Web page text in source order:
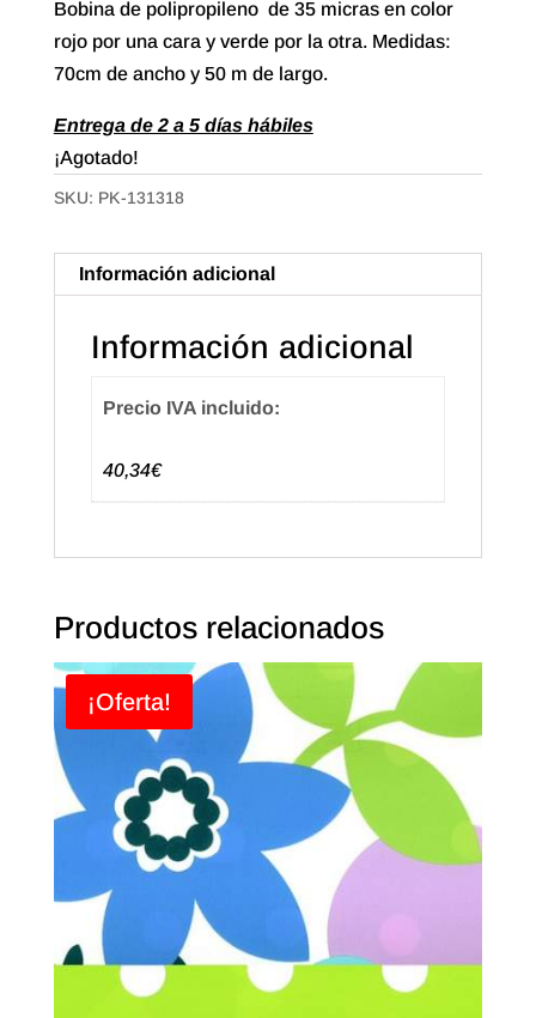
Bobina de polipropileno de 35 micras en color
rojo por una cara y verde por la otra. Medidas:
70cm de ancho y 50 m de largo.
Entrega de 2 a 5 días hábiles
¡Agotado!
SKU: PK-131318
Información adicional
Información adicional
Precio IVA incluido:
40,34€
Productos relacionados
¡Oferta!